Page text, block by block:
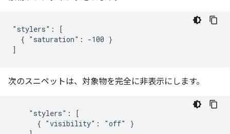
"stylers": [
  { "saturation": -100 }
]
次のスニペットは、対象物を完全に非表示にします。
    "stylers": [
      { "visibility": "off" }